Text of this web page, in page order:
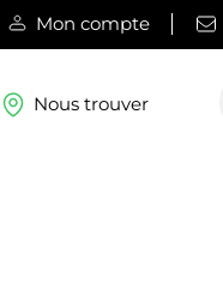
Mon compte
Nous trouver